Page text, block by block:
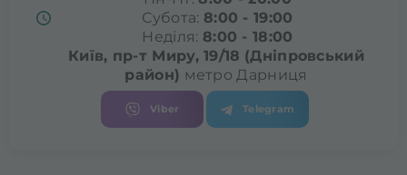
Субота: 8:00 - 19:00
Неділя: 8:00 - 18:00
Київ, пр-т Миру, 19/18 (Дніпровський
район) метро Дарниця
Viber Telegram